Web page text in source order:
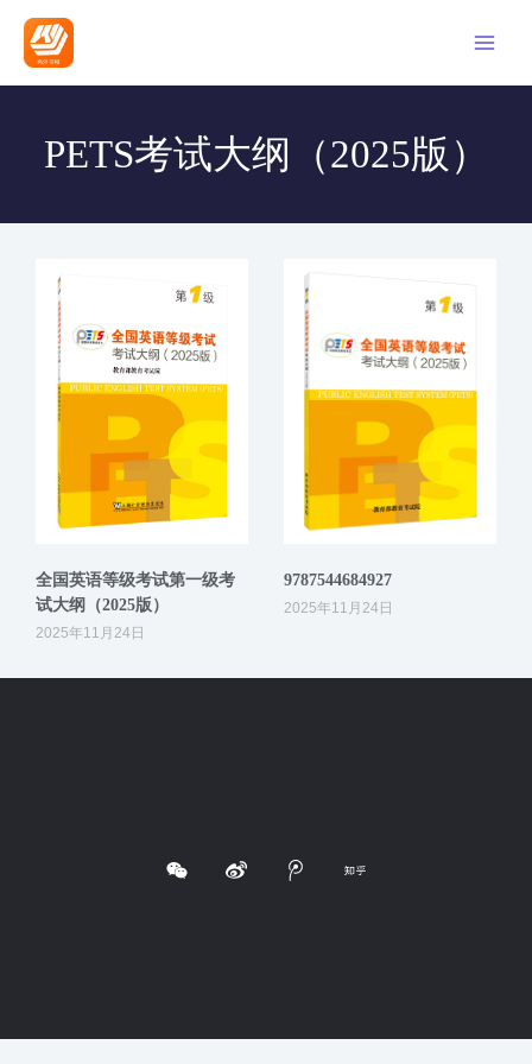
PETS考试大纲（2025版）
全国英语等级考试第一级考
试大纲（2025版）
2025年11月24日
9787544684927
2025年11月24日